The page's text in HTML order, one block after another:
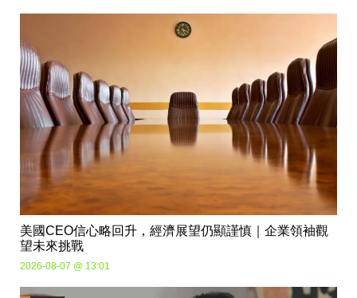
美國CEO信心略回升，經濟展望仍顯謹慎｜企業領袖觀
望未來挑戰
2026-08-07 @ 13:01